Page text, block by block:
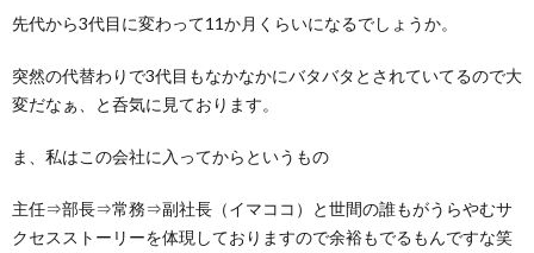
先代から3代目に変わって11か月くらいになるでしょうか。
突然の代替わりで3代目もなかなかにバタバタとされていてるので大
変だなぁ、と呑気に見ております。
ま、私はこの会社に入ってからというもの
主任⇒部長⇒常務⇒副社長（イマココ）と世間の誰もがうらやむサ
クセスストーリーを体現しておりますので余裕もでるもんですな笑